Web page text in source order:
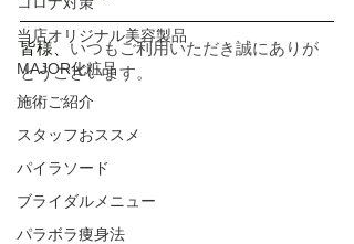
当店オリジナル美容製品
MAJOR化粧品
施術ご紹介
スタッフおススメ
パイラソード
ブライダルメニュー
パラボラ痩身法
皆様、 いつもご利用いただき誠にありが
とうございます。